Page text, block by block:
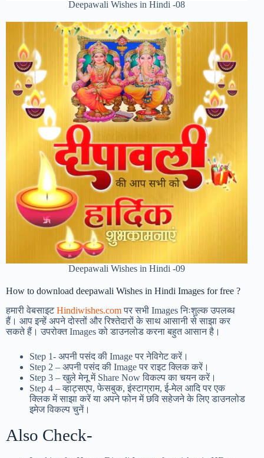
Deepawali Wishes in Hindi -08
Deepawali Wishes in Hindi -09
How to download deepawali Wishes in Hindi Images for free ?
हमारी वेबसाइटHindiwishes.comपर सभी Images निःशुल्क उपलब्ध
हैं। आप इन्हें अपने दोस्तों और रिश्तेदारों के साथ आसानी से साझा कर
सकते हैं। उपरोक्त Images को डाउनलोड करना बहुत आसान है।
Step 1- अपनी पसंद की Image पर नेविगेट करें।
Step 2 – अपनी पसंद की Image पर राइट क्लिक करें।
Step 3 – खुले मेनू में Share Now विकल्प का चयन करें।
Step 4 – व्हाट्सएप, फेसबुक, इंस्टाग्राम, ई-मेल आदि पर एक
क्लिक में साझा करें या अपने फोन में छवि सहेजने के लिए डाउनलोड
इमेज विकल्प चुनें।
Also Check-